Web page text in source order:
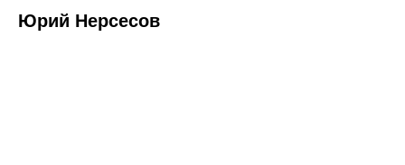
Юрий Нерсесов